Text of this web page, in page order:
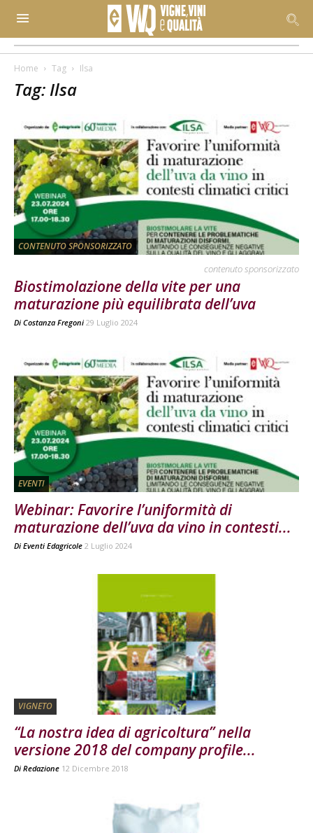
Home Tag Ilsa
Tag: Ilsa
CONTENUTO SPONSORIZZATO
contenuto sponsorizzato
Biostimolazione della vite per una
maturazione più equilibrata dell’uva
Di Costanza Fregoni 29 Luglio 2024
EVENTI
Webinar: Favorire l’uniformità di
maturazione dell’uva da vino in contesti...
Di Eventi Edagricole 2 Luglio 2024
VIGNETO
“La nostra idea di agricoltura” nella
versione 2018 del company profile...
Di Redazione 12 Dicembre 2018